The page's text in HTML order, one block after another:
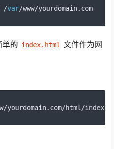
/var/www/yourdomain. com
单的 index.html
文件作为网
/yourdomain. com/html /index.